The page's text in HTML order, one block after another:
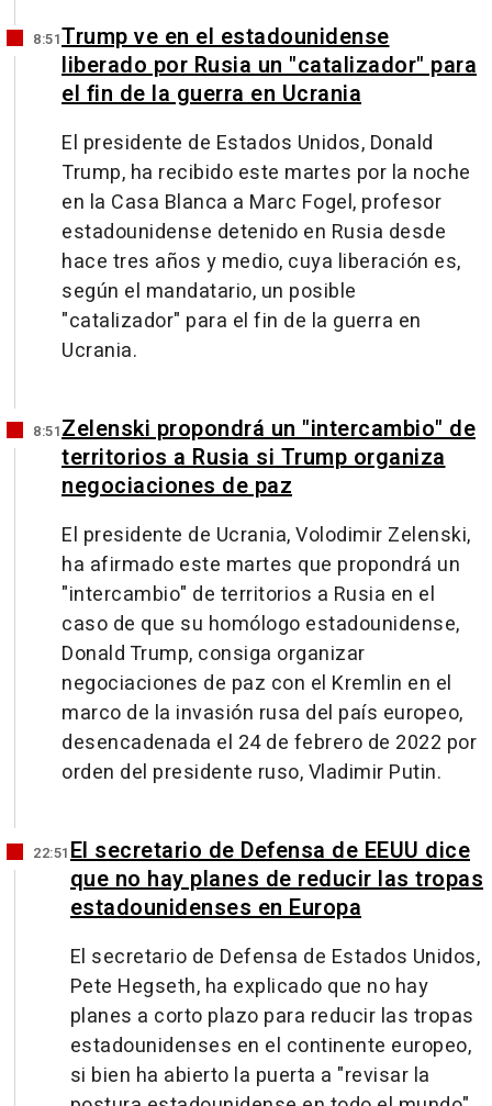
8:51Trump ve en el estadounidense
liberado por Rusia un "catalizador" para
el fin de la guerra en Ucrania
El presidente de Estados Unidos, Donald
Trump, ha recibido este martes por la noche
en la Casa Blanca a Marc Fogel, profesor
estadounidense detenido en Rusia desde
hace tres años y medio, cuya liberación es,
según el mandatario, un posible
"catalizador" para el fin de la guerra en
Ucrania.
8:51Zelenski propondrá un "intercambio" de
territorios a Rusia si Trump organiza
negociaciones de paz
El presidente de Ucrania, Volodimir Zelenski,
ha afirmado este martes que propondrá un
"intercambio" de territorios a Rusia en el
caso de que su homólogo estadounidense,
Donald Trump, consiga organizar
negociaciones de paz con el Kremlin en el
marco de la invasión rusa del país europeo,
desencadenada el 24 de febrero de 2022 por
orden del presidente ruso, Vladimir Putin.
22:51El secretario de Defensa de EEUU dice
que no hay planes de reducir las tropas
estadounidenses en Europa
El secretario de Defensa de Estados Unidos,
Pete Hegseth, ha explicado que no hay
planes a corto plazo para reducir las tropas
estadounidenses en el continente europeo,
si bien ha abierto la puerta a "revisar la